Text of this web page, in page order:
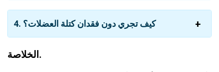
4. كيف تجري دون فقدان كتلة العضلات؟
الخلاصة.